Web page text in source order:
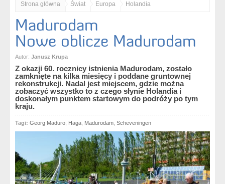
Strona główna Świat Europa Holandia
Madurodam. Nowe oblicze Madurodam
Madurodam
Nowe oblicze Madurodam
Autor: Janusz Krupa
Z okazji 60. rocznicy istnienia Madurodam, zostało
zamknięte na kilka miesięcy i poddane gruntownej
rekonstrukcji. Nadal jest miejscem, gdzie można
zobaczyć wszystko to z czego słynie Holandia i
doskonałym punktem startowym do podróży po tym
kraju.
Tagi: Georg Maduro Haga Madurodam Scheveningen